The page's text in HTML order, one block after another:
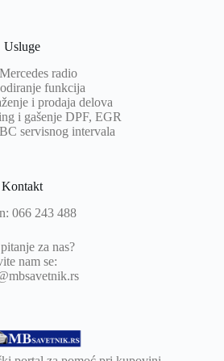
Usluge
Mercedes radio
funkcija
i prodaja delova
i gašenje DPF, EGR
servisnog intervala
Kontakt
066 243 488
za nas?
nam se: